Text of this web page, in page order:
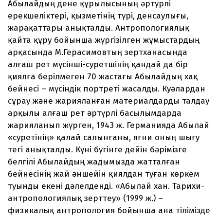
Абылайдың дене құрылысының әртүрлі
ерекшеліктері, қызметінің түрі, денсаулығы,
жарақаттары анықталды. Антропологиялық
қайта құру бойынша жүргізілген жұмыстардың
арқасында М.Герасимовтың зертханасында
алғаш рет мүсінші-суретшінің қандай да бір
қиялға берілмеген 70 жастағы Абылайдың хақ
бейнесі – мүсіндік портреті жасалды. Куәлардан
сұрау және жарияланған материалдарды талдау
арқылы алғаш рет әртүрлі басылымдарда
жарияланып жүрген, 1943 ж. Германияда Абылай
«суретінің» қалай салынғаны, яғни оның шығу
тегі анықталды. Күні бүгінге дейін бәрімізге
белгілі Абылайдың жадымызда жатталған
бейнесінің жай әншейін қиялдан туған көркем
туынды екені дәлелденді. «Абылай хан. Тарихи-
антропологиялық зерттеу» (1999 ж.) –
физикалық антропология бойынша ана тілімізде